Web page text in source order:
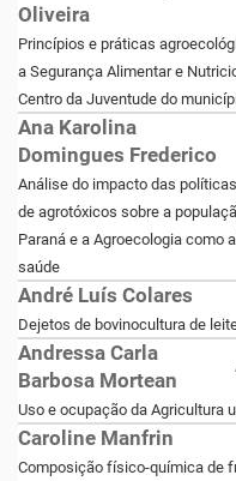
Oliveira
Princípios e práticas
a Segurança Alimentar e
Centro da Juventude do
Ana Karolina
Domingues Frederico
Análise do impacto das
de agrotóxicos sobre a
Paraná e a Agroecologia como
saúde
André Luís Colares
Dejetos de bovinocultura de
Andressa Carla
Barbosa Mortean
Uso e ocupação da Agricultura
Caroline Manfrin
Composição físico-química de